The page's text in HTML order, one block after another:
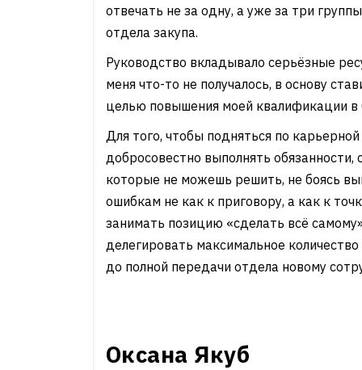
отвечать не за одну, а уже за три
отдела закупа.
Руководство вкладывало серьёзные
меня что-то не получалось, в основу
целью повышения моей квалификации
Для того, чтобы подняться по
добросовестно выполнять
которые не можешь решить, не боясь
ошибкам не как к приговору, а как к
занимать позицию «сделать всё
делегировать максимальное
до полной передачи отдела новому
Оксана Якуб